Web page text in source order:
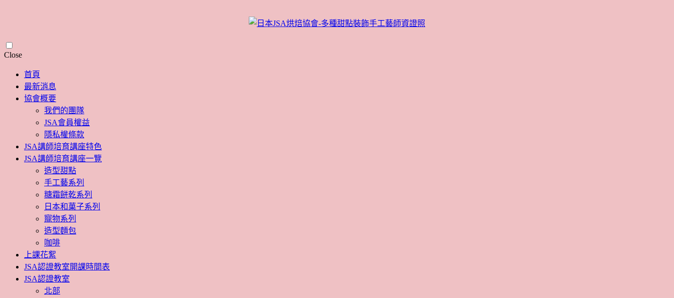
CloseSkip
content
首頁
最新消息
協會概要
我們的團隊
JSA會員權益
隱私權條款
JSA講師培育講座特色
JSA講師培育講座一覽
造型甜點
手工藝系列
糖霜餅乾系列
日本和菓子系列
寵物系列
造型麵包
咖啡
上課花絮
JSA認證教室開課時間表
JSA認證教室
北部